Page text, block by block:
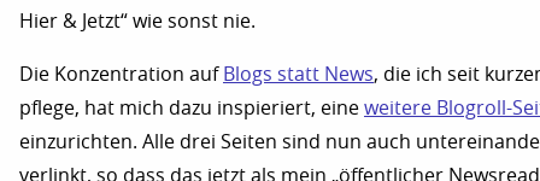
Hier & Jetzt“ wie sonst nie.
Die Konzentration auf Blogs statt News, die ich seit
pflege, hat mich dazu inspieriert, eine weitere Blogroll-
einzurichten. Alle drei Seiten sind nun auch
verlinkt, so dass das jetzt als mein „öffentlicher